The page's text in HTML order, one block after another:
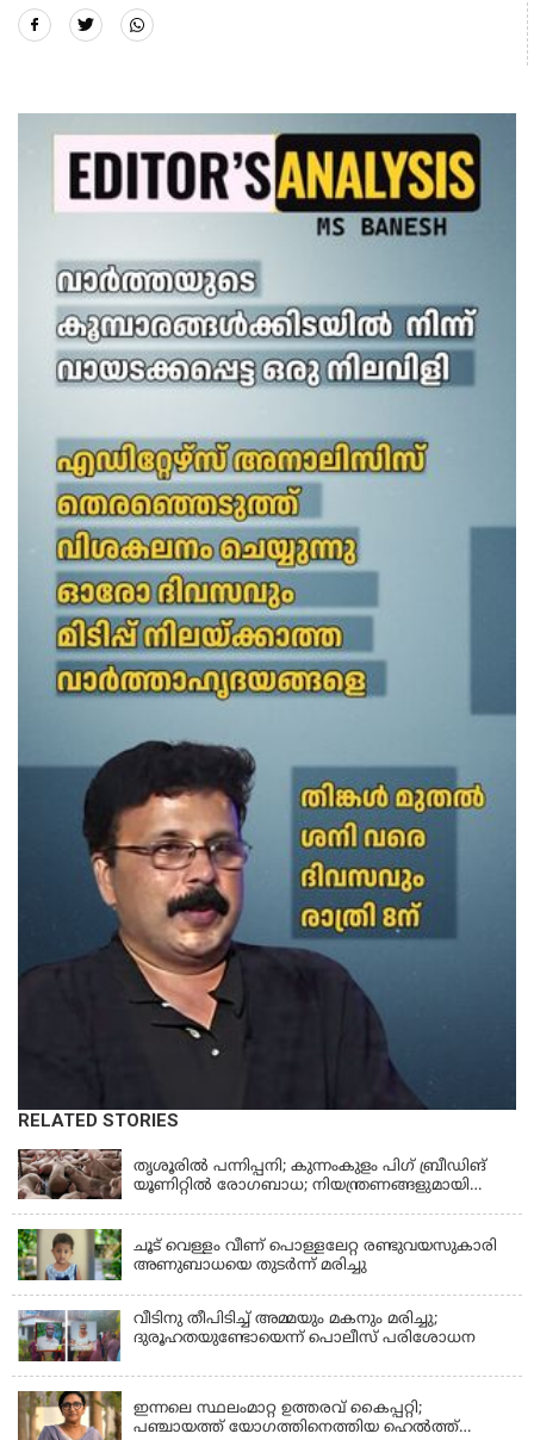
RELATED STORIES
KERALA
തൃശൂരിൽ പന്നിപ്പനി; കുന്നംകുളം പിഗ് ബ്രീഡിങ്
യൂണിറ്റിൽ രോഗബാധ; നിയന്ത്രണങ്ങളുമായി
ചൂട് വെള്ളം വീണ് പൊള്ളലേറ്റ രണ്ടുവയസുകാരി
അണുബാധയെ തുടർന്ന് മരിച്ചു
വീടിനു തീപിടിച്ച് അമ്മയും മകനും മരിച്ചു;
ദുരൂഹതയുണ്ടോയെന്ന് പൊലീസ് പരിശോധന
ഇന്നലെ സ്ഥലംമാറ്റ ഉത്തരവ് കൈപ്പറ്റി;
പഞ്ചായത്ത് യോഗത്തിനെത്തിയ ഹെല്‍ത്ത്